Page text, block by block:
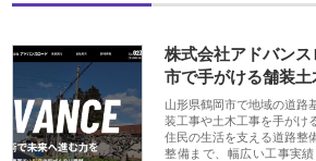
株式会社アドバン
市で手がける舗装
山形県鶴岡市で地域の道路
装工事や土木工事を手がけ
住民の生活を支える道路整
整備まで、幅広い工事実